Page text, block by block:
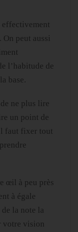
effectivement
On peut aussi
l’habitude de
base.
ne plus lire
un point de
faut fixer tout
œil à peu près
à égale
la note la
votre vision